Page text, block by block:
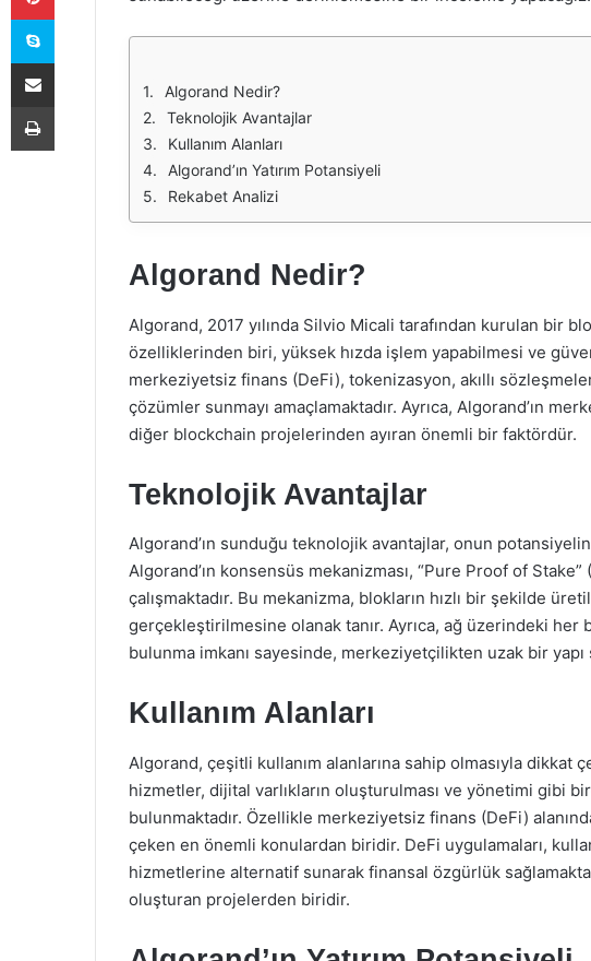
Algorand Nedir?
Teknolojik Avantajlar
Kullanım Alanları
Algorand’ın Yatırım Potansiyeli
Rekabet Analizi
Algorand Nedir?
Algorand, 2017 yılında Silvio Micali tarafından kurulan bir
özelliklerinden biri, yüksek hızda işlem yapabilmesi ve
merkeziyetsiz finans (DeFi), tokenizasyon, akıllı
çözümler sunmayı amaçlamaktadır. Ayrıca, Algorand’ın
diğer blockchain projelerinden ayıran önemli bir faktördür.
Teknolojik Avantajlar
Algorand’ın sunduğu teknolojik avantajlar, onun
Algorand’ın konsensüs mekanizması, “Pure Proof of
çalışmaktadır. Bu mekanizma, blokların hızlı bir şekilde
gerçekleştirilmesine olanak tanır. Ayrıca, ağ üzerindeki her
bulunma imkanı sayesinde, merkeziyetçilikten uzak bir yapı
Kullanım Alanları
Algorand, çeşitli kullanım alanlarına sahip olmasıyla dikkat
hizmetler, dijital varlıkların oluşturulması ve yönetimi gibi
bulunmaktadır. Özellikle merkeziyetsiz finans (DeFi)
çeken en önemli konulardan biridir. DeFi uygulamaları,
hizmetlerine alternatif sunarak finansal özgürlük
oluşturan projelerden biridir.
Skype
E-Posta ile paylaş